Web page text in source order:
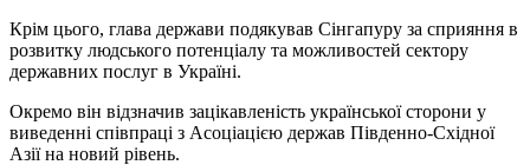
Крім цього, глава держави подякував Сінгапуру за сприяння в
розвитку людського потенціалу та можливостей сектору
державних послуг в Україні.
Окремо він відзначив зацікавленість української сторони у
виведенні співпраці з Асоціацією держав Південно-Східної
Азії на новий рівень.